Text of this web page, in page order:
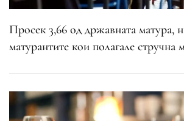
Просек 3,66 од државната матура,
матурантите кои полагале стручна